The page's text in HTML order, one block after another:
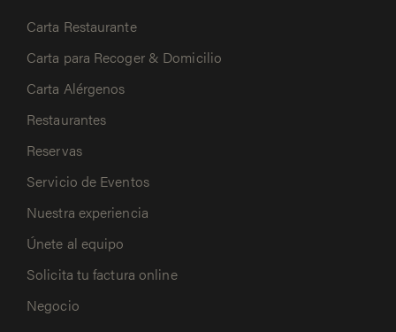
Carta Restaurante
Carta para Recoger & Domicilio
Carta Alérgenos
Restaurantes
Reservas
Servicio de Eventos
Nuestra experiencia
Únete al equipo
Solicita tu factura online
Negocio